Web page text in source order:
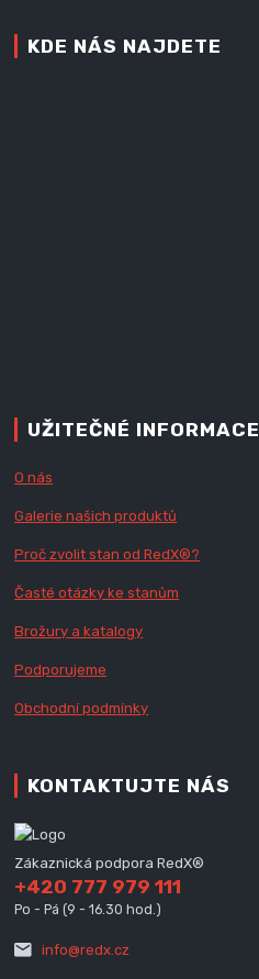
KDE NÁS NAJDETE
UŽITEČNÉ INFORMACE
O nás
Galerie našich produktů
Proč zvolit stan od RedX®?
Časté otázky ke stanům
Brožury a katalogy
Podporujeme
Obchodní podmínky
KONTAKTUJTE NÁS
Zákaznická podpora RedX®
+420 777 979 111
Po - Pá (9 - 16.30 hod.)
info@redx.cz